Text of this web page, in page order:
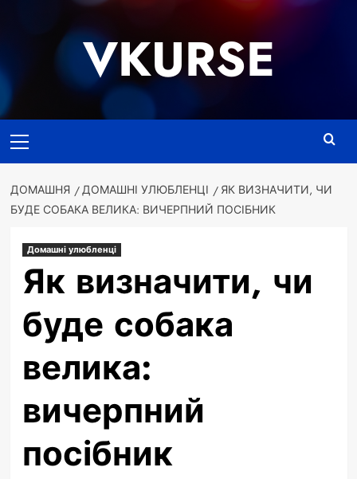
VKURSE
меню
ДОМАШНЯ ДОМАШНІ УЛЮБЛЕНЦІ
ЯК ВИЗНАЧИТИ, ЧИ
БУДЕ СОБАКА ВЕЛИКА: ВИЧЕРПНИЙ ПОСІБНИК
Домашні улюбленці
Як визначити, чи
буде собака
велика:
вичерпний
посібник